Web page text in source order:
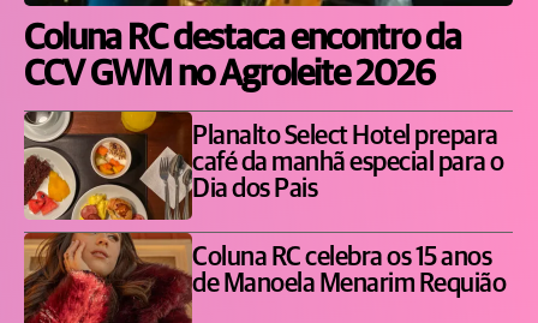
Coluna RC destaca encontro da
CCV GWM no Agroleite 2026
Planalto Select Hotel prepara
café da manhã especial para o
Dia dos Pais
Coluna RC celebra os 15 anos
de Manoela Menarim Requião